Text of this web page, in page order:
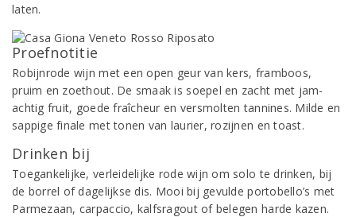
laten.
Proefnotitie
Robijnrode wijn met een open geur van kers, framboos,
pruim en zoethout. De smaak is soepel en zacht met jam-
achtig fruit, goede fraîcheur en versmolten tannines. Milde en
sappige finale met tonen van laurier, rozijnen en toast.
Drinken bij
Toegankelijke, verleidelijke rode wijn om solo te drinken, bij
de borrel of dagelijkse dis. Mooi bij gevulde portobello’s met
Parmezaan, carpaccio, kalfsragout of belegen harde kazen.